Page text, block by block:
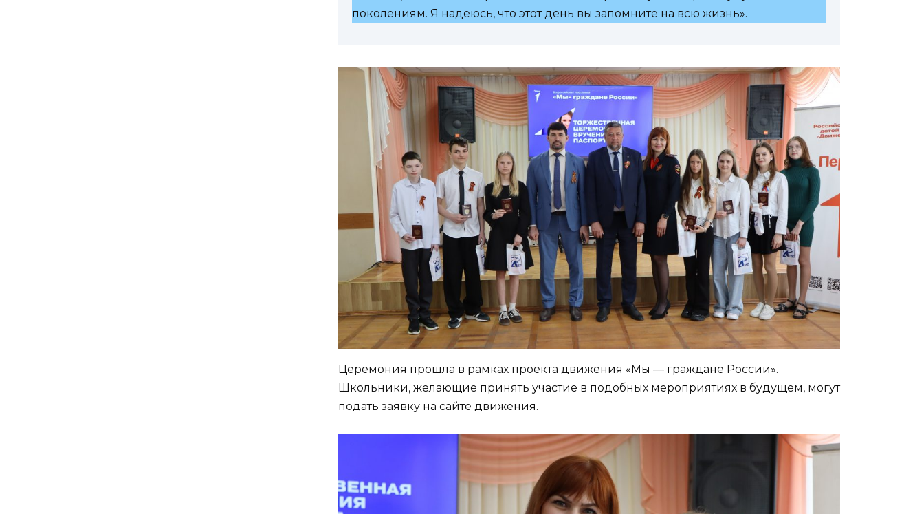
поколениям. Я надеюсь, что этот день вы запомните на всю жизнь».
Церемония прошла в рамках проекта движения «Мы — граждане России».
Школьники, желающие принять участие в подобных мероприятиях в будущем, могут
подать заявку на сайте движения.